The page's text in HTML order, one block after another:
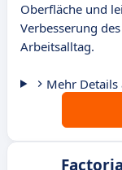
Oberfläche und
Verbesserung
Arbeitsalltag.
Mehr Details